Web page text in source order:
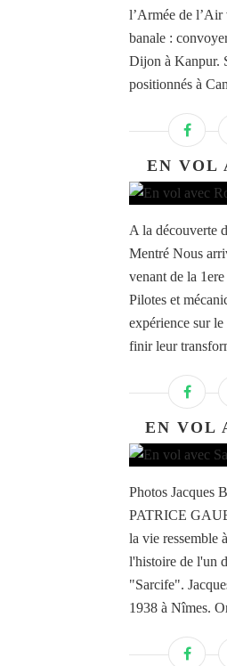
l’Armée de l’Air
banale :
Dijon à Kanpur.
positionnés à
EN VOL
A la découverte
Mentré Nous
venant de la
Pilotes et
expérience sur
finir leur
EN VOL
Photos Jacques
PATRICE
la vie ressemble
l'histoire de l'un
"Sarcife".
1938 à Nîmes.